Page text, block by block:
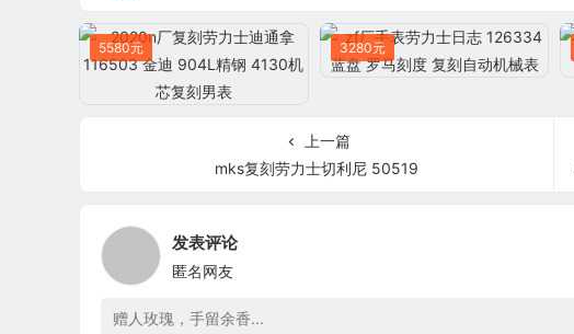
5580元 3280元
上一篇
mks复刻劳力士切利尼 50519
发表评论
匿名网友